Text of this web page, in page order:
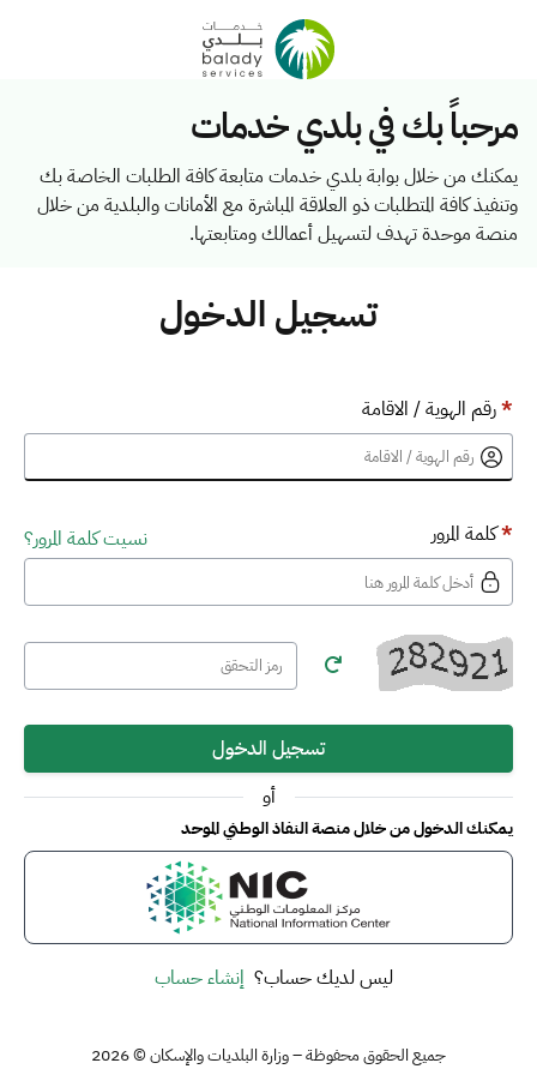
مرحباً بك في بلدي خدمات
يمكنك من خلال بوابة بلدي خدمات متابعة كافة الطلبات الخاصة بك
وتنفيذ كافة المتطلبات ذو العلاقة المباشرة مع الأمانات والبلدية من خلال
منصة موحدة تهدف لتسهيل أعمالك ومتابعتها.
تسجيل الدخول
*رقم الهوية / الاقامة
*كلمة المرور نسيت كلمة المرور؟
تسجيل الدخول
أو
يمكنك الدخول من خلال منصة النفاذ الوطني الموحد
ليس لديك حساب؟ إنشاء حساب
جميع الحقوق محفوظة – وزارة البلديات والإسكان © 2026